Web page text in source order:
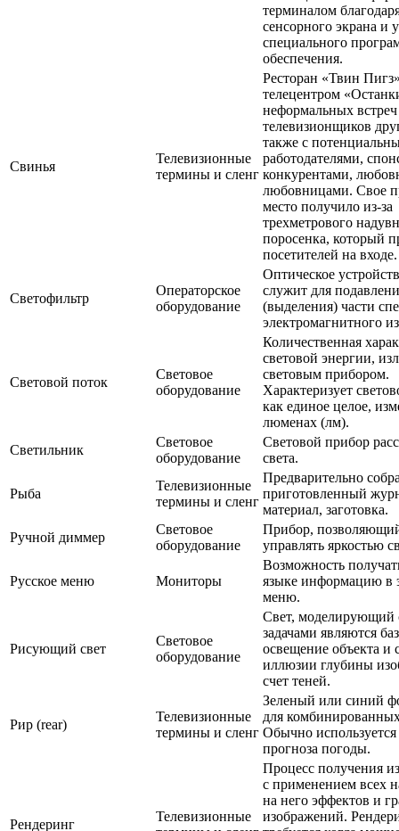
терминалом
сенсорного экрана и
специального
обеспечения.
Свинья
Телевизионные
термины и сленг
Ресторан «Твин
телецентром
неформальных встреч
телевизионщиков
также с
работодателями,
конкурентами,
любовницами. Свое
место получило из-за
трехметрового
поросенка, который
посетителей на входе.
Светофильтр
Операторское
оборудование
Оптическое
служит для
(выделения) части
электромагнитного
Световой поток
Световое
оборудование
Количественная
световой энергии,
световым прибором.
Характеризует
как единое целое,
люменах (лм).
Светильник
Световое
оборудование
Световой прибор
света.
Рыба
Телевизионные
термины и сленг
Предварительно
приготовленный
материал, заготовка.
Ручной диммер
Световое
оборудование
Прибор,
управлять яркостью
Русское меню Мониторы
Возможность
языке информацию в
меню.
Рисующий свет
Световое
оборудование
Свет, моделирующий
задачами являются
освещение объекта и
иллюзии глубины
счет теней.
Рир (rear)
Телевизионные
термины и сленг
Зеленый или синий
для
Обычно
прогноза погоды.
Рендеринг
Телевизионные
Процесс получения
с применением всех
на него эффектов и
изображений.